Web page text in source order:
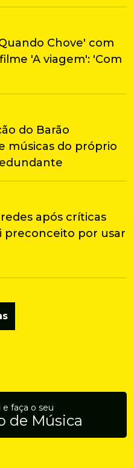
Chove' com
'A viagem': 'Com
do Barão
músicas do próprio
após críticas
preconceito por usar
e faça o seu
de Música